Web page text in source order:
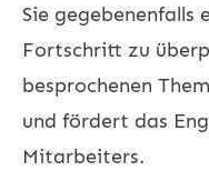
Sie gegebenenfalls
Fortschritt zu
besprochenen
und fördert das
Mitarbeiters.